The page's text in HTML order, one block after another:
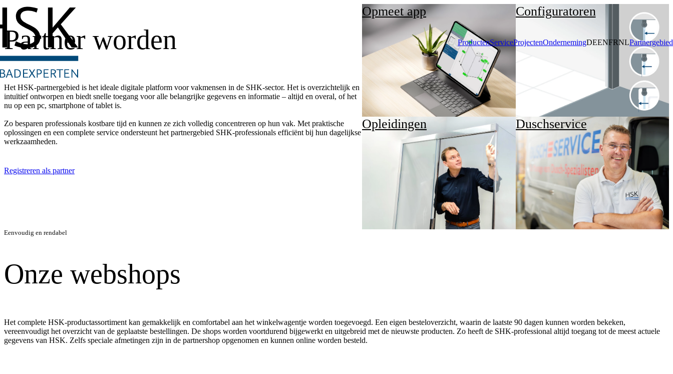
ProductenServiceProjectenOndernemingDEENFRNLPartnergebied
Partner worden
Het HSK-partnergebied is het ideale digitale platform voor vakmensen in de SHK-sector. Het is overzichtelijk en
intuïtief ontworpen en biedt snelle toegang voor alle belangrijke gegevens en informatie – altijd en overal, of het
nu op een pc, smartphone of tablet is.
Zo besparen professionals kostbare tijd en kunnen ze zich volledig concentreren op hun vak. Met praktische
oplossingen en een complete service ondersteunt het partnergebied SHK-professionals efficiënt bij hun dagelijkse
werkzaamheden.
Registreren als partner
Opmeet app Configuratoren
Opleidingen Duschservice
Eenvoudig en rendabel
Onze webshops
Het complete HSK-productassortiment kan gemakkelijk en comfortabel aan het winkelwagentje worden toegevoegd. Een eigen besteloverzicht, waarin de laatste 90 dagen kunnen worden bekeken,
vereenvoudigt het overzicht van de geplaatste bestellingen. De shops worden voortdurend bijgewerkt en uitgebreid met de nieuwste producten. Zo heeft de SHK-professional altijd toegang tot de meest actuele
gegevens van HSK. Zelfs speciale afmetingen zijn in de partnershop opgenomen en kunnen online worden besteld.